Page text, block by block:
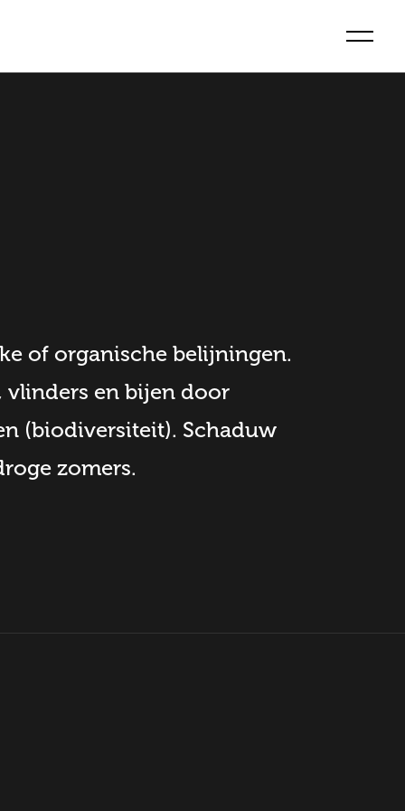
of organische belijningen.
vlinders en bijen door
(biodiversiteit). Schaduw
zomers.